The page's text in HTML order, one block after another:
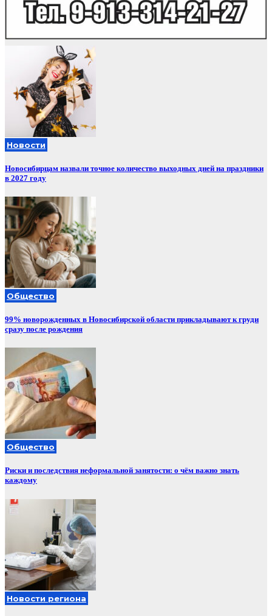
Новости
Новосибирцам назвали точное количество выходных дней на праздники
в 2027 году
Общество
99% новорожденных в Новосибирской области прикладывают к груди
сразу после рождения
Общество
Риски и последствия неформальной занятости: о чём важно знать
каждому
Новости региона